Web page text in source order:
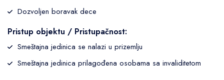
Dozvoljen boravak dece
Pristup objektu / Pristupačnost:
Smeštajna jedinica se nalazi u prizemlju
Smeštajna jedinica prilagođena osobama sa invaliditetom